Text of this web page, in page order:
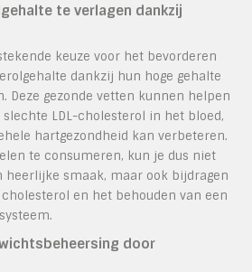
te verlagen dankzij
keuze voor het bevorderen
dankzij hun hoge gehalte
Deze gezonde vetten kunnen helpen
LDL-cholesterol in het bloed,
hartgezondheid kan verbeteren.
te consumeren, kun je dus niet
heerlijke smaak, maar ook bijdragen
en het behouden van een
door